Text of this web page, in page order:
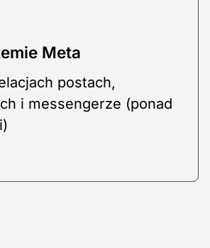
Meta
postach,
i messengerze (ponad